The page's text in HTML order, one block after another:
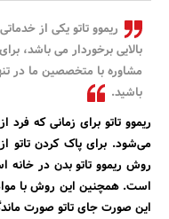
ریموو تاتو یکی از
بالایی برخوردار می باشد،
مشاوره با متخصصین ما در
باشید.
ریموو تاتو برای زمانی که فرد
می‌شود. برای پاک کردن تاتو
روش ریموو تاتو بدن در خانه
است. همچنین این روش با
این صورت جای تاتو صورت